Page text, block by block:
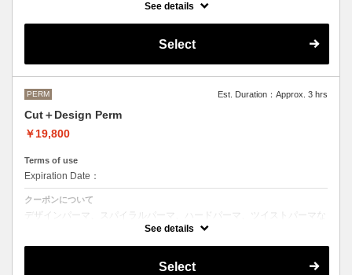
手数ですがお電話にてご確認くださいませ。
M ¥＋1100 L¥＋1650 LL¥＋2200
See details
Select
PERM Est. Duration：Approx. 3 hrs
Cut＋Design Perm
￥19,800
Terms of use
Expiration Date：
クーポンについて
デザインパーマ、スパイラルパーマ、ハードパーマ、ツイストパーマな
どをご希望の方はこちらのメニューをご選択ください。
●パーマはデザインによって施術時間、料金が前後する場合がございま
●髪の長さにより別途ロング料金を頂戴いたします。
See details
Select